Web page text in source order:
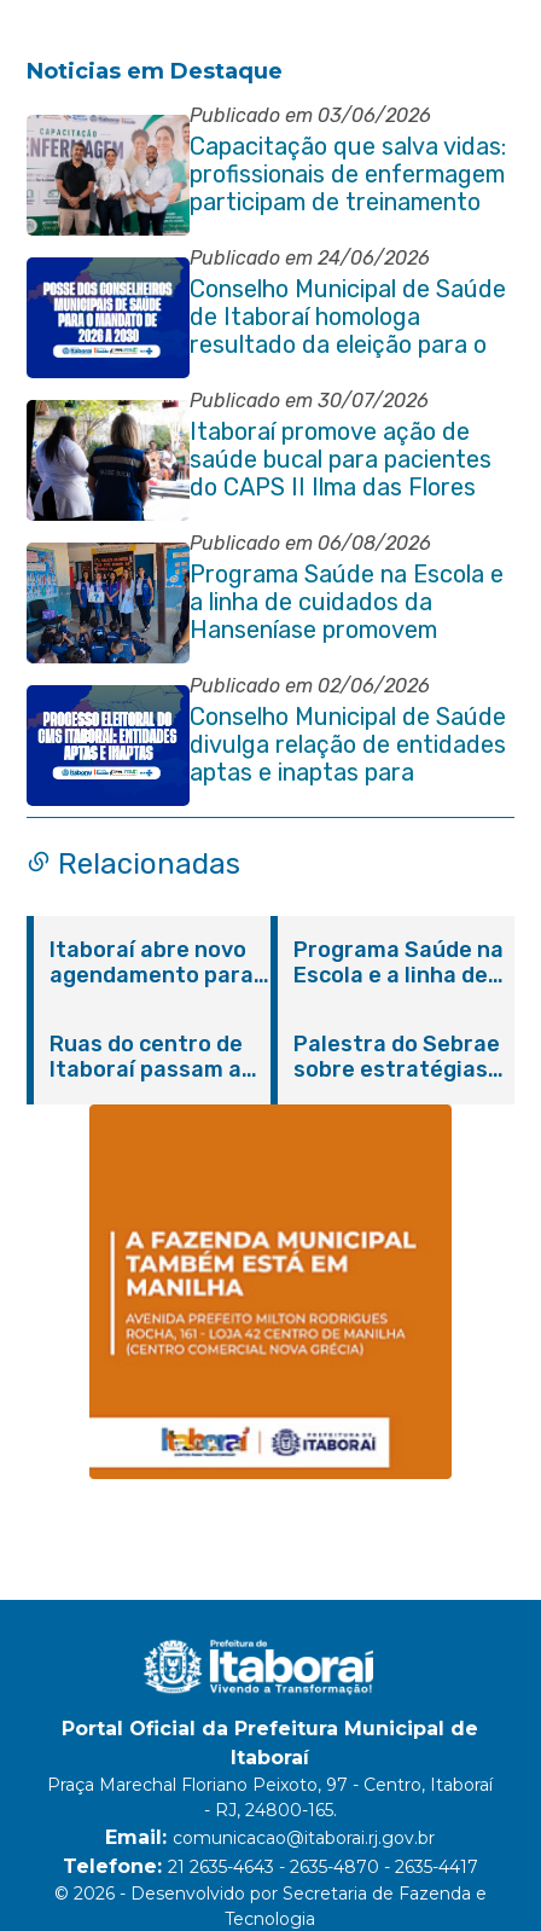
Noticias em Destaque
Publicado em 03/06/2026
Capacitação que salva vidas:
profissionais de enfermagem
participam de treinamento
em primeiros socorros em
Itaboraí
Publicado em 24/06/2026
Conselho Municipal de Saúde
de Itaboraí homologa
resultado da eleição para o
quadriênio 2026–2030
Publicado em 30/07/2026
Itaboraí promove ação de
saúde bucal para pacientes
do CAPS II Ilma das Flores
Publicado em 06/08/2026
Programa Saúde na Escola e
a linha de cuidados da
Hanseníase promovem
conscientização sobre
hanseníase na E.M Adelaide
de Magalhães Seabra
Publicado em 02/06/2026
Conselho Municipal de Saúde
divulga relação de entidades
aptas e inaptas para
processo eleitoral do
quadriênio 2026-2030
Relacionadas
Itaboraí abre novo
agendamento para
Programa Saúde na
Escola e a linha de
promovem
conscientização
sobre hanseníase
Ruas do centro de
Itaboraí passam a
Palestra do Sebrae
sobre estratégias
Portal Oficial da Prefeitura Municipal de
Itaboraí
Praça Marechal Floriano Peixoto, 97 - Centro, Itaboraí
- RJ, 24800-165.
Email: comunicacao@itaborai.rj.gov.br
Telefone: 21 2635-4643 - 2635-4870 - 2635-4417
© 2026 - Desenvolvido por Secretaria de Fazenda e
Tecnologia